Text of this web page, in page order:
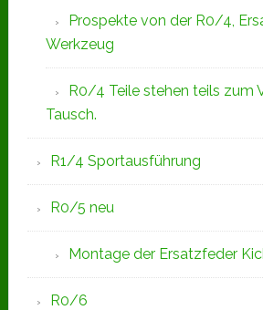
Prospekte von der R0/4,
Werkzeug
R0/4 Teile stehen teils zum
Tausch.
R1/4 Sportausführung
R0/5 neu
Montage der Ersatzfeder
R0/6